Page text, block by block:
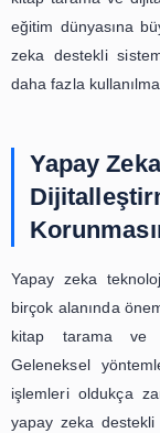
ortamda daha
da insanların
yardımcı
kitapların
büyük bir
taranması ve
şekilde
da değiştiren
erişilebilir